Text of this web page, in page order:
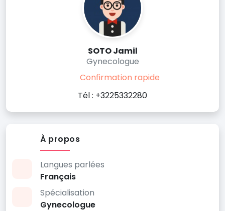
SOTO Jamil
Gynecologue
Confirmation rapide
Tél : +3225332280
À propos
Langues parlées
Français
Spécialisation
Gynecologue